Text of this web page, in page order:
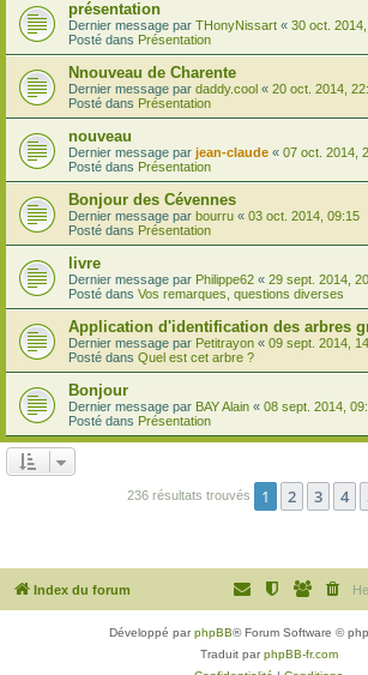
présentation
Dernier message par THonyNissart « 30 oct.
Posté dans Présentation
Nnouveau de Charente
Dernier message par daddy.cool « 20 oct. 2014,
Posté dans Présentation
nouveau
Dernier message par jean-claude « 07 oct. 2014,
Posté dans Présentation
Bonjour des Cévennes
Dernier message par bourru « 03 oct. 2014, 09:15
Posté dans Présentation
livre
Dernier message par Philippe62 « 29 sept. 2014,
Posté dans Vos remarques, questions diverses
Application d'identification des arbres
Dernier message par Petitrayon « 09 sept. 2014,
Posté dans Quel est cet arbre ?
Bonjour
Dernier message par BAY Alain « 08 sept. 2014,
Posté dans Présentation
236 résultats trouvés 1 2 3 4
Index du forum
Développé parphpBB® Forum Software ©
Traduit parphpBB-fr.com